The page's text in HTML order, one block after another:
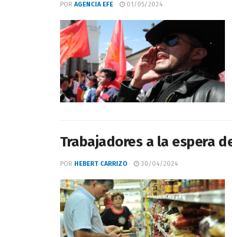
POR AGENCIA EFE 01/05/2024
Trabajadores a la espera
POR HEBERT CARRIZO 30/04/2024